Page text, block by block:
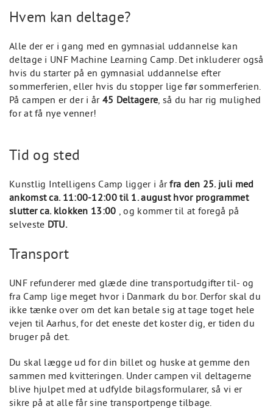
Hvem kan deltage?
Alle der er i gang med en gymnasial uddannelse kan
deltage i UNF Machine Learning Camp. Det inkluderer også
hvis du starter på en gymnasial uddannelse efter
sommerferien, eller hvis du stopper lige før sommerferien.
På campen er der i år 45 Deltagere , så du har rig mulighed
for at få nye venner!
Tid og sted
Kunstlig Intelligens Camp ligger i årfra den 25. juli med
ankomst ca. 11:00-12:00 til 1. august hvor programmet
slutter ca. klokken 13:00 , og kommer til at foregå på
selveste DTU.
Transport
UNF refunderer med glæde dine transportudgifter til- og
fra Camp lige meget hvor i Danmark du bor. Derfor skal du
ikke tænke over om det kan betale sig at tage toget hele
vejen til Aarhus, for det eneste det koster dig, er tiden du
bruger på det.
Du skal lægge ud for din billet og huske at gemme den
sammen med kvitteringen. Under campen vil deltagerne
blive hjulpet med at udfylde bilagsformularer, så vi er
sikre på at alle får sine transportpenge tilbage.